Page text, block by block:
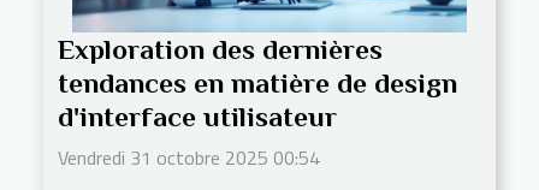
Exploration des dernières
tendances en matière de design
d'interface utilisateur
Vendredi 31 octobre 2025 00:54